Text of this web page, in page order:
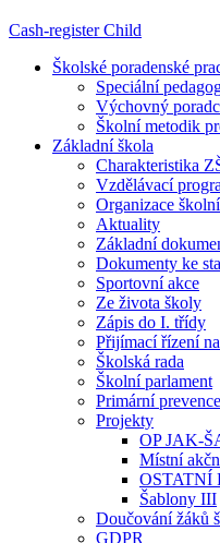
Cash-register Child
Školské poradenské
Speciální
Výchovný
Školní metodik
Základní škola
Charakteristika
Vzdělávací
Organizace
Aktuality
Základní
Dokumenty ke
Sportovní akce
Ze života školy
Zápis do I. třídy
Přijímací řízení
Školská rada
Školní parlament
Primární prevence
Projekty
OP JAK-
Místní
OSTATNÍ
Šablony III
Doučování žáků
GDPR